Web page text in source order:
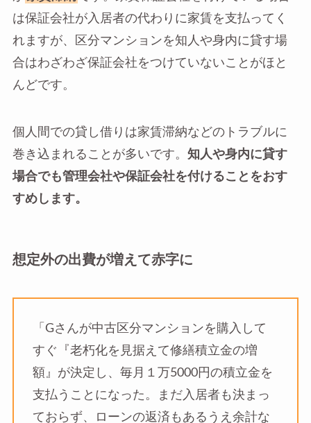
は保証会社が入居者の代わりに家賃を支払ってく
れますが、区分マンションを知人や身内に貸す場
合はわざわざ保証会社をつけていないことがほと
んどです。
個人間での貸し借りは家賃滞納などのトラブルに
巻き込まれることが多いです。 知人や身内に貸す
場合でも管理会社や保証会社を付けることをおす
すめします。
想定外の出費が増えて赤字に
「Gさんが中古区分マンションを購入して
すぐ『老朽化を見据えて修繕積立金の増
額』が決定し、毎月１万5000円の積立金を
支払うことになった。まだ入居者も決まっ
ておらず、ローンの返済もあるうえ余計な